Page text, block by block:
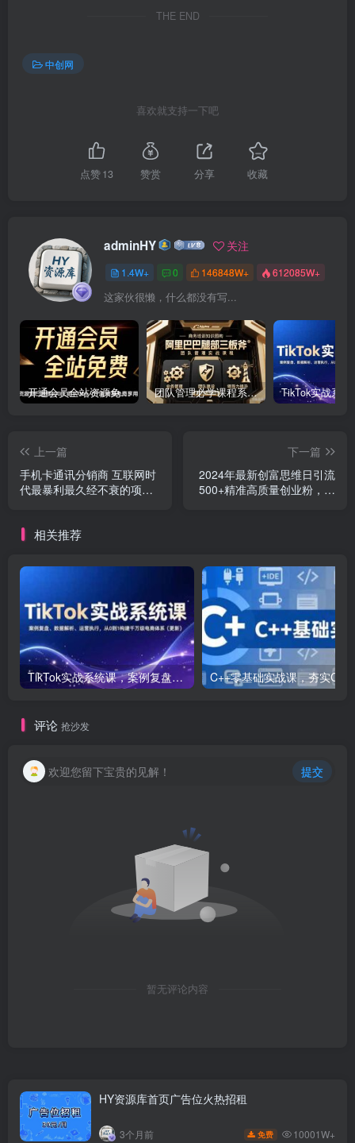
THE END
中创网
喜欢就支持一下吧
点赞13 赞赏 分享 收藏
adminHY 关注
1.4W+ 0 146848W+ 612085W+
这家伙很懒，什么都没有写...
开通会员全站资源免费下载 开通VIP会员 HY资源库 团队管理必学课程系列，阿里巴巴“腿部三板斧”
上一篇
手机卡通讯分销商 互联网时
代最暴利最久经不衰的项
下一篇
2024年最新创富思维日引流
500+精准高质量创业粉，五
相关推荐
TikTok实战系统课，案例复盘、数据解析、运营执行，从0到1构建千万级电商体系（更新）
评论 抢沙发
欢迎您留下宝贵的见解！ 提交
暂无评论内容
HY资源库首页广告位火热招租
3个月前 免费 10001W+